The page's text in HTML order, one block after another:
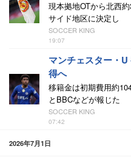
現本拠地OTから北西
サイド地区に決定し
SOCCER KING
19:07
マンチェスター・
得へ
移籍金は初期費用約
とBBCなどが報じた
SOCCER KING
07:42
2026年7月1日